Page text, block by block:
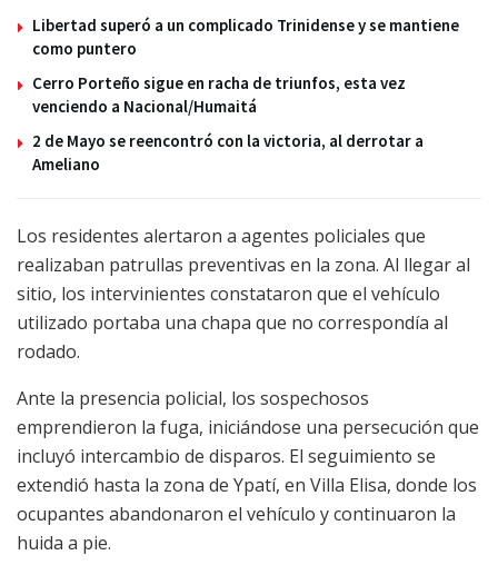
Libertad superó a un complicado Trinidense y se mantiene
como puntero
Cerro Porteño sigue en racha de triunfos, esta vez
venciendo a Nacional/Humaitá
2 de Mayo se reencontró con la victoria, al derrotar a
Ameliano
Los residentes alertaron a agentes policiales que
realizaban patrullas preventivas en la zona. Al llegar al
sitio, los intervinientes constataron que el vehículo
utilizado portaba una chapa que no correspondía al
rodado.
Ante la presencia policial, los sospechosos
emprendieron la fuga, iniciándose una persecución que
incluyó intercambio de disparos. El seguimiento se
extendió hasta la zona de Ypatí, en Villa Elisa, donde los
ocupantes abandonaron el vehículo y continuaron la
huida a pie.